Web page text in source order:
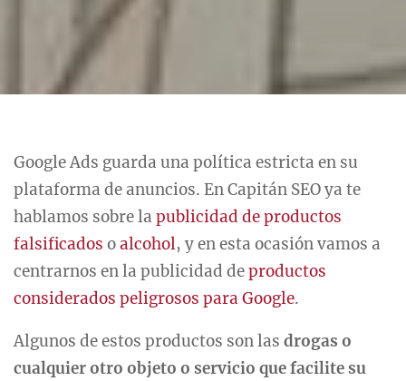
Google Ads guarda una política estricta en su
plataforma de anuncios. En Capitán SEO ya te
hablamos sobre la publicidad de productos
falsificados oalcohol, y en esta ocasión vamos a
centrarnos en la publicidad deproductos
considerados peligrosos para Google.
Algunos de estos productos son las drogas o
cualquier otro objeto o servicio que facilite su